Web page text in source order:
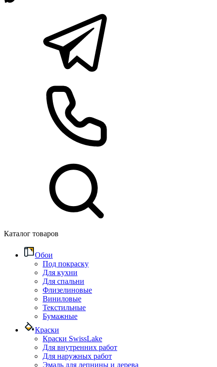
Каталог товаров
Обои
Под покраску
Для кухни
Для спальни
Флизелиновые
Виниловые
Текстильные
Бумажные
Краски
Краски SwissLake
Для внутренних работ
Для наружных работ
Эмаль для лепнины и дерева